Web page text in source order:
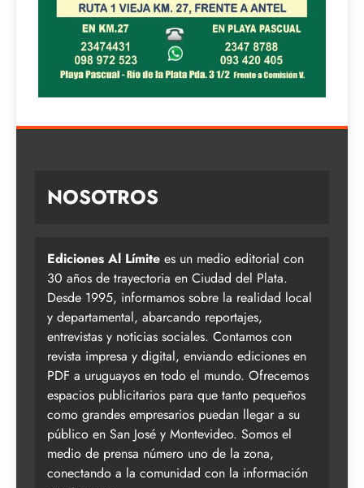
NOSOTROS
Ediciones Al Límite es un medio editorial con
30 años de trayectoria en Ciudad del Plata.
Desde 1995, informamos sobre la realidad local
y departamental, abarcando reportajes,
entrevistas y noticias sociales. Contamos con
revista impresa y digital, enviando ediciones en
PDF a uruguayos en todo el mundo. Ofrecemos
espacios publicitarios para que tanto pequeños
como grandes empresarios puedan llegar a su
público en San José y Montevideo. Somos el
medio de prensa número uno de la zona,
conectando a la comunidad con la información